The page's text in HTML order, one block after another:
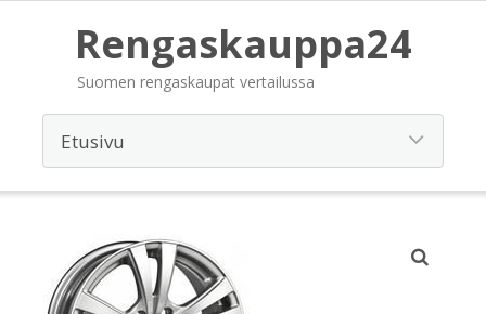
Rengaskauppa24
Suomen rengaskaupat vertailussa